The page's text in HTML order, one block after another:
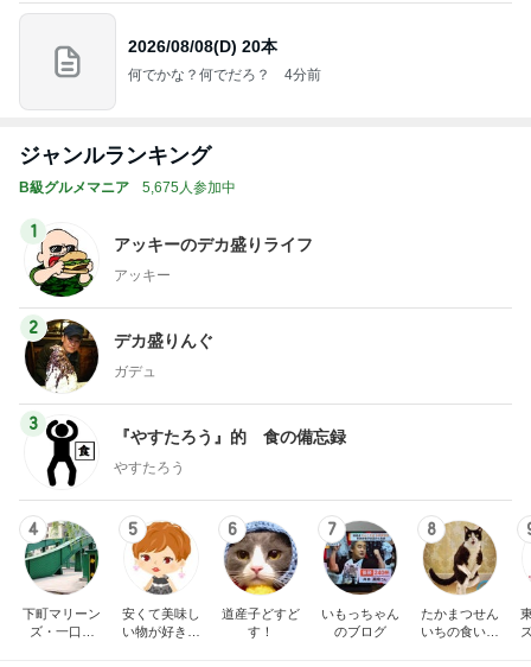
2026/08/08(D) 20本
何でかな？何でだろ？ 4分前
ジャンルランキング
B級グルメマニア 5,675人参加中
1
アッキーのデカ盛りライフ
アッキー
2
デカ盛りんぐ
ガデュ
3
『やすたろう』的 食の備忘録
やすたろう
4
下町マリーン
ズ・一口馬
5
安くて美味し
い物が好き☆
6
道産子どすど
す！
7
いもっちゃん
のブログ
8
たかまつせん
いちの食い散